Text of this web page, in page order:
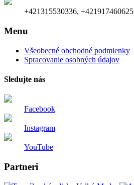
+421315530336, +421917460625
Menu
Všeobecné obchodné podmienky
Spracovanie osobných údajov
Sledujte nás
Facebook
Instagram
YouTube
Partneri